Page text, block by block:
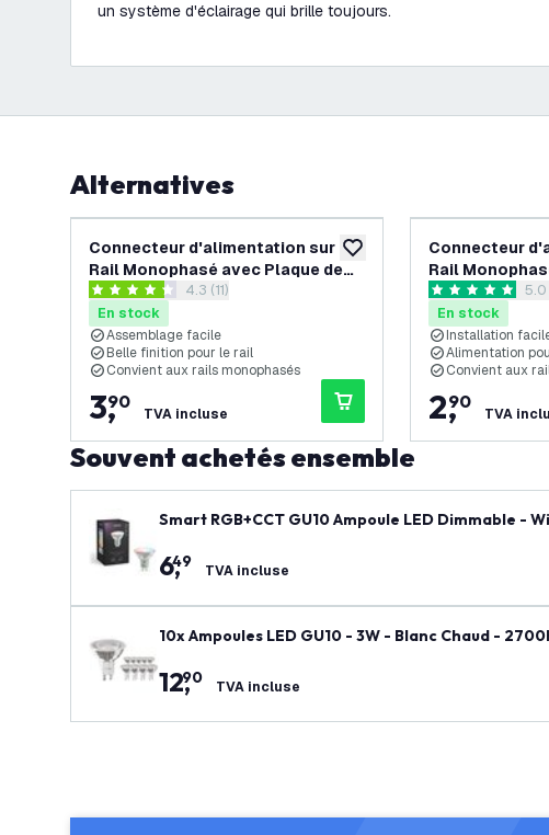
un système d'éclairage qui brille toujours.
Alternatives
ajouter à la liste de souhaits
Connecteur d'alimentation sur
Rail Monophasé avec Plaque de
Recouvrement - Noir
ouvrir le tiroir des avis
4.3 étoiles de notation
4.3 (11)
En stock
Assemblage facile
Belle finition pour le rail
Convient aux rails monophasés
3,
90
TVA incluse
Connecteur
Rail
5 étoiles de 5.0
En stock
Installation
Alimentation
Convient aux
2,
90
TVA
Souvent achetés ensemble
Smart RGB+CCT GU10 Ampoule LED Dimmable -
6,
49 TVA incluse
10x Ampoules LED GU10 - 3W - Blanc Chaud -
12,
90 TVA incluse